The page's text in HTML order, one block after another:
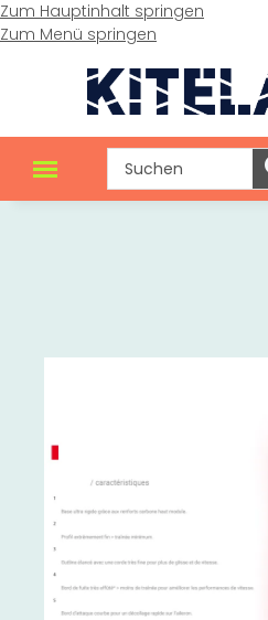
Zum Hauptinhalt springen
Zum Menü springen